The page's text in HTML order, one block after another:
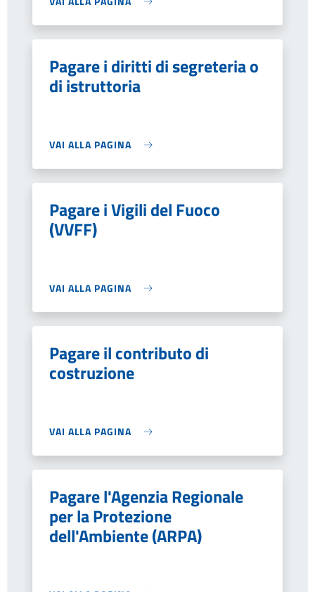
Pagare i diritti di segreteria o
di istruttoria
VAI ALLA PAGINA
Pagare i Vigili del Fuoco
(VVFF)
VAI ALLA PAGINA
Pagare il contributo di
costruzione
VAI ALLA PAGINA
Pagare l'Agenzia Regionale
per la Protezione
dell'Ambiente (ARPA)